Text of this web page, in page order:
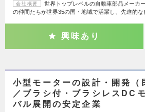
会社概要
世界トップレベルの自動車部品メーカ
の仲間たちが世界35の国・地域で活躍し、先進的な
興味あり
小型モーターの設計・開発（
／ブラシ付・ブラシレスDC
バル展開の安定企業